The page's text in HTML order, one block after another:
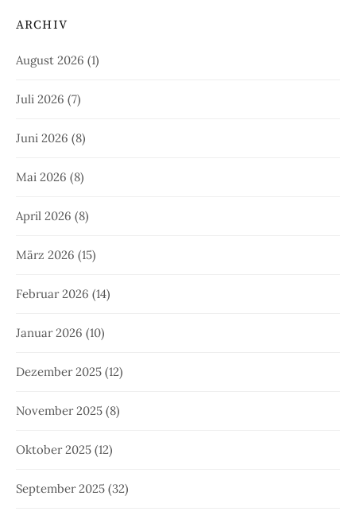
ARCHIV
August 2026 (1)
Juli 2026 (7)
Juni 2026 (8)
Mai 2026 (8)
April 2026 (8)
März 2026 (15)
Februar 2026 (14)
Januar 2026 (10)
Dezember 2025 (12)
November 2025 (8)
Oktober 2025 (12)
September 2025 (32)